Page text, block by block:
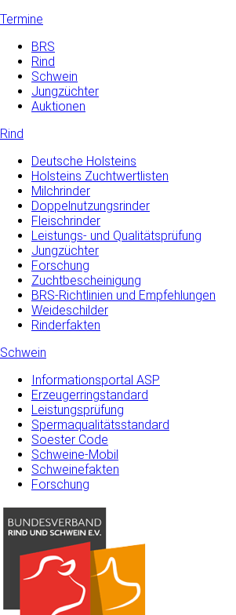
Termine
BRS
Rind
Schwein
Jungzüchter
Auktionen
Rind
Deutsche Holsteins
Holsteins Zuchtwertlisten
Milchrinder
Doppelnutzungsrinder
Fleischrinder
Leistungs- und Qualitätsprüfung
Jungzüchter
Forschung
Zuchtbescheinigung
BRS-Richtlinien und Empfehlungen
Weideschilder
Rinderfakten
Schwein
Informationsportal ASP
Erzeugerringstandard
Leistungsprüfung
Spermaqualitätsstandard
Soester Code
Schweine-Mobil
Schweinefakten
Forschung